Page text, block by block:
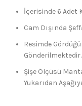
İçerisinde 6 Adet
Cam Dışında
Resimde
Gönderilmektedir.
Şişe Ölçüsü
Yukarıdan